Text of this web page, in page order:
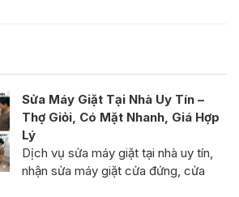
Sửa Máy Giặt Tại Nhà Uy Tín –
Thợ Giỏi, Có Mặt Nhanh, Giá Hợp
Lý
Dịch vụ sửa máy giặt tại nhà uy tín,
nhận sửa máy giặt cửa đứng, cửa